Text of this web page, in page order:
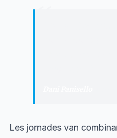
“
Les jornades van